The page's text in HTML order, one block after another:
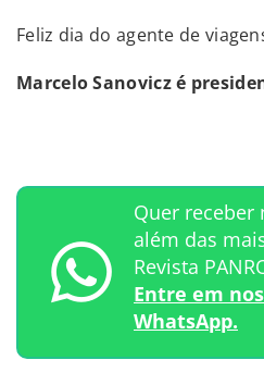
Feliz dia do agente de
Marcelo Sanovicz é
Quer receber
além das
Revista
Entre em
WhatsApp.